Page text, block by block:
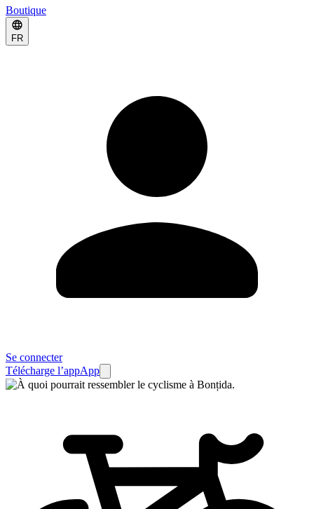
Boutique
FR
Se connecter
Télécharge l’appApp